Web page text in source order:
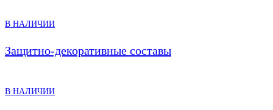
В НАЛИЧИИ
Защитно-декоративные составы
В НАЛИЧИИ